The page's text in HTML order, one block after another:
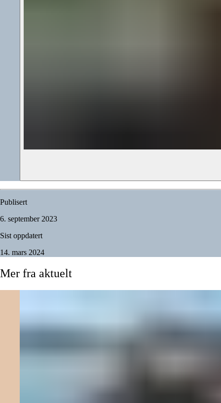
Publisert
6. september 2023
Sist oppdatert
14. mars 2024
Mer fra aktuelt